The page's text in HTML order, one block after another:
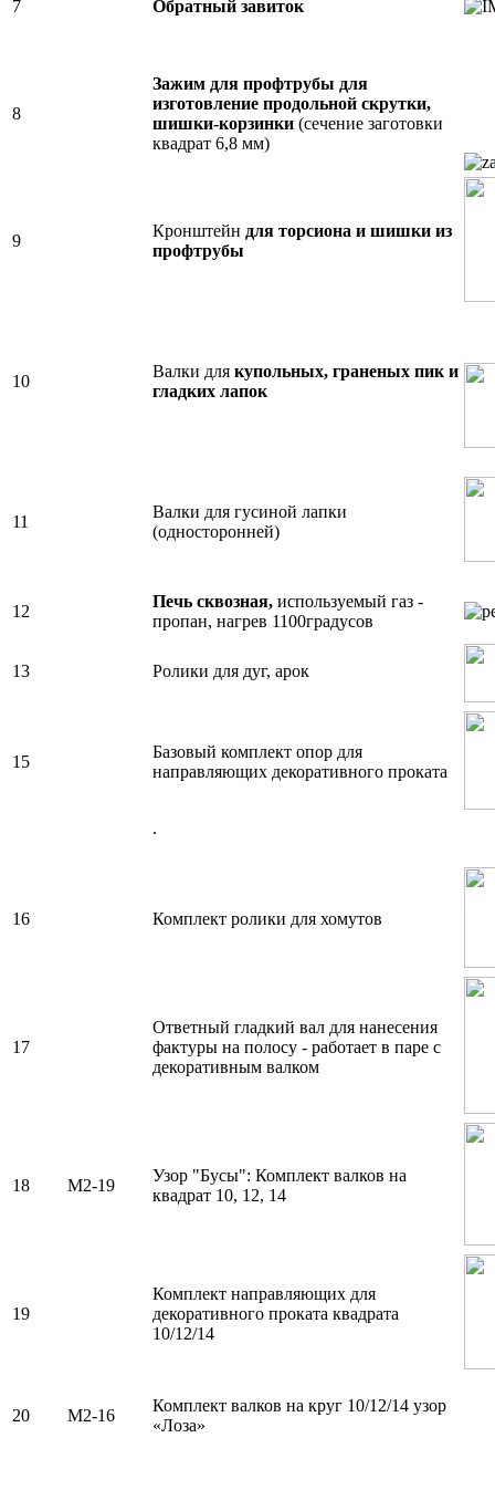
7 Обратный завиток
8
Зажим для профтрубы для
изготовление продольной скрутки,
шишки-корзинки (сечение заготовки
квадрат 6,8 мм)
9
Кронштейн для торсиона и шишки из
профтрубы
10
Валки для купольных, граненых пик и
гладких лапок
11
Валки для гусиной лапки
(односторонней)
12
Печь сквозная, используемый газ -
пропан, нагрев 1100градусов
13 Ролики для дуг, арок
15
Базовый комплект опор для
направляющих декоративного проката
.
16 Комплект ролики для хомутов
17
Ответный гладкий вал для нанесения
фактуры на полосу - работает в паре с
декоративным валком
18 М2-19
Узор "Бусы": Комплект валков на
квадрат 10, 12, 14
19
Комплект направляющих для
декоративного проката квадрата
10/12/14
20 М2-16
Комплект валков на круг 10/12/14 узор
«Лоза»